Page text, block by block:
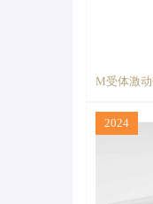
M受体激动
2024